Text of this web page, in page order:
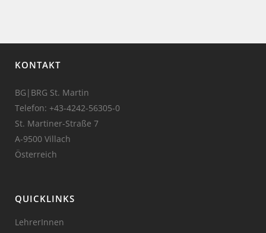
KONTAKT
BG|BRG St. Martin
Telefon: +43-4242-56305-0
St. Martiner-Straße 7
A-9500 Villach
Österreich
QUICKLINKS
LehrerInnen